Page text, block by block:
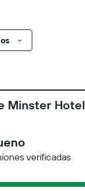
Minster Hotel
verificadas